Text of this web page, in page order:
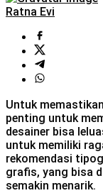
Ratna Evi
Untuk
penting untuk
desainer bisa
untuk memiliki
rekomendasi
grafis, yang bisa
semakin menarik.